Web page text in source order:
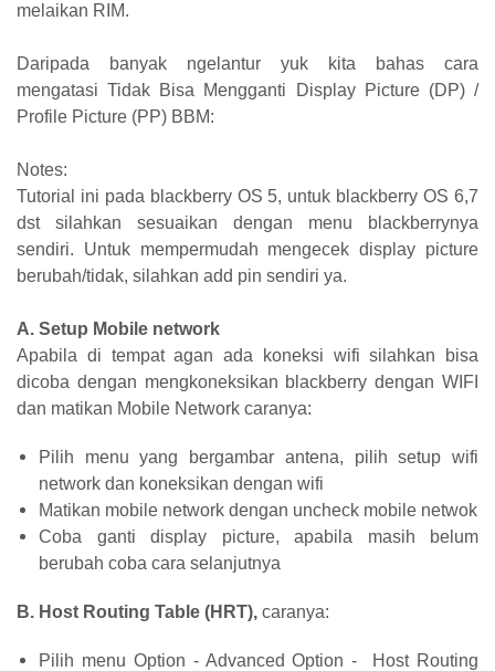
melaikan RIM.
Daripada banyak ngelantur yuk kita bahas cara
mengatasi Tidak Bisa Mengganti Display Picture (DP) /
Profile Picture (PP) BBM:
Notes:
Tutorial ini pada blackberry OS 5, untuk blackberry OS 6,7
dst silahkan sesuaikan dengan menu blackberrynya
sendiri. Untuk mempermudah mengecek display picture
berubah/tidak, silahkan add pin sendiri ya.
A. Setup Mobile network
Apabila di tempat agan ada koneksi wifi silahkan bisa
dicoba dengan mengkoneksikan blackberry dengan WIFI
dan matikan Mobile Network caranya:
Pilih menu yang bergambar antena, pilih setup wifi
network dan koneksikan dengan wifi
Matikan mobile network dengan uncheck mobile netwok
Coba ganti display picture, apabila masih belum
berubah coba cara selanjutnya
B. Host Routing Table (HRT), caranya:
Pilih menu Option - Advanced Option - Host Routing